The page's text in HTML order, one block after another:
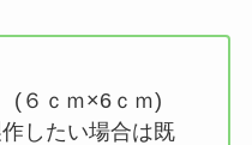
６ｃｍ×6ｃｍ)
したい場合は既